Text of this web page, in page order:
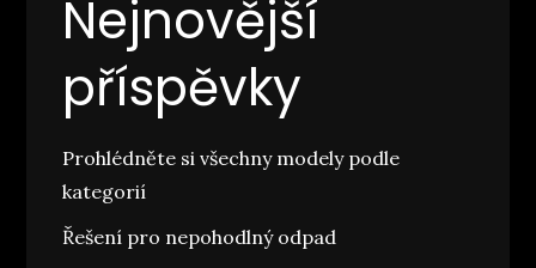
Nejnovější
příspěvky
Prohlédněte si všechny modely podle
kategorií
Řešení pro nepohodlný odpad